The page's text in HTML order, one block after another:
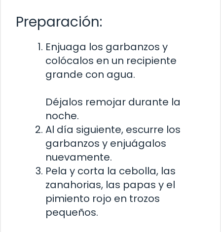
Preparación:
Enjuaga los garbanzos y
colócalos en un recipiente
grande con agua.
Déjalos remojar durante la
noche.
Al día siguiente, escurre los
garbanzos y enjuágalos
nuevamente.
Pela y corta la cebolla, las
zanahorias, las papas y el
pimiento rojo en trozos
pequeños.